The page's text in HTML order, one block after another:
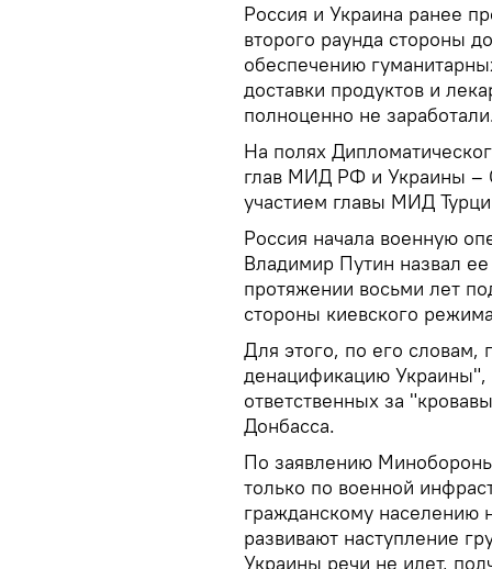
Россия и Украина ранее
второго раунда стороны
обеспечению
доставки продуктов и
полноценно не
На полях
глав МИД РФ и Украины –
участием главы МИД
Россия начала военную
Владимир Путин назвал
протяжении восьми лет
стороны киевского
Для этого, по его словам,
денацификацию Украины",
ответственных за
Донбасса.
По заявлению
только по военной
гражданскому
развивают наступление
Украины речи не идет,